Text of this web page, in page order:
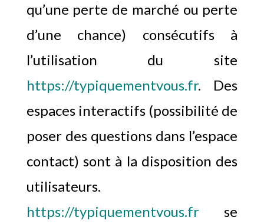
qu’une perte de marché ou perte
d’une chance) consécutifs à
l’utilisation du site
https://typiquementvous.fr. Des
espaces interactifs (possibilité de
poser des questions dans l’espace
contact) sont à la disposition des
utilisateurs.
https://typiquementvous.frse